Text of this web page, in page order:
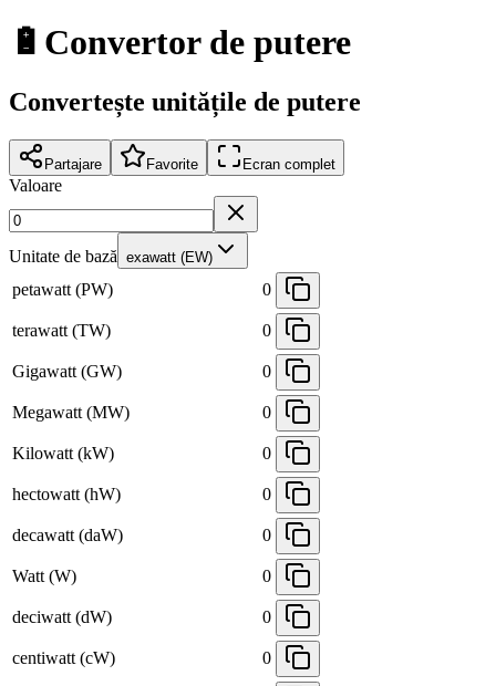
🔋 Convertor de putere
Convertește unitățile de putere
Partajare Favorite Ecran complet
Valoare
Unitate de bază exawatt (EW)
petawatt (PW) 0
terawatt (TW) 0
Gigawatt (GW) 0
Megawatt (MW) 0
Kilowatt (kW) 0
hectowatt (hW) 0
decawatt (daW) 0
Watt (W) 0
deciwatt (dW) 0
centiwatt (cW) 0